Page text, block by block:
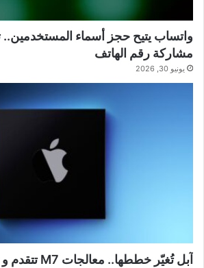
واتساب يتيح حجز أسماء
مشاركة رقم الهاتف
يونيو 30, 2026